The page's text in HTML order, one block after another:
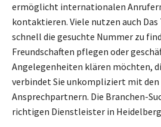
ermöglicht internationalen
kontaktieren. Viele nutzen auch
schnell die gesuchte Nummer zu
Freundschaften pflegen oder
Angelegenheiten klären möchten,
verbindet Sie unkompliziert mit
Ansprechpartnern. Die Branchen-
richtigen Dienstleister in